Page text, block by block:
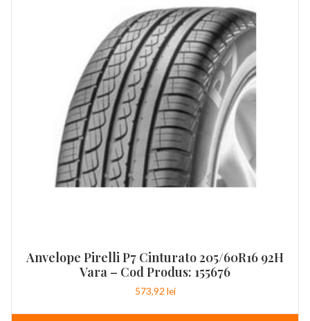
Anvelope Pirelli P7 Cinturato 205/60R16 92H
Vara – Cod Produs: 155676
573,92 lei